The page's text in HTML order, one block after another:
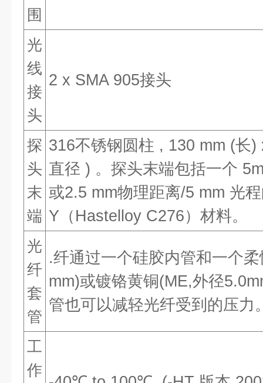
围
光
线
接
头
2 x SMA 905接头
探
头
末
端
316不锈钢圆柱 , 130 mm (长
直径 ) 。探头末端包括一个
或2.5 mm物理距离/5 mm 光
Y（Hastelloy C276）材料。
光
纤
套
管
.纤通过一个硅胶内管和一个
mm)或镀铬黄铜(ME,外径
管也可以减轻光纤受到的压力
工
作